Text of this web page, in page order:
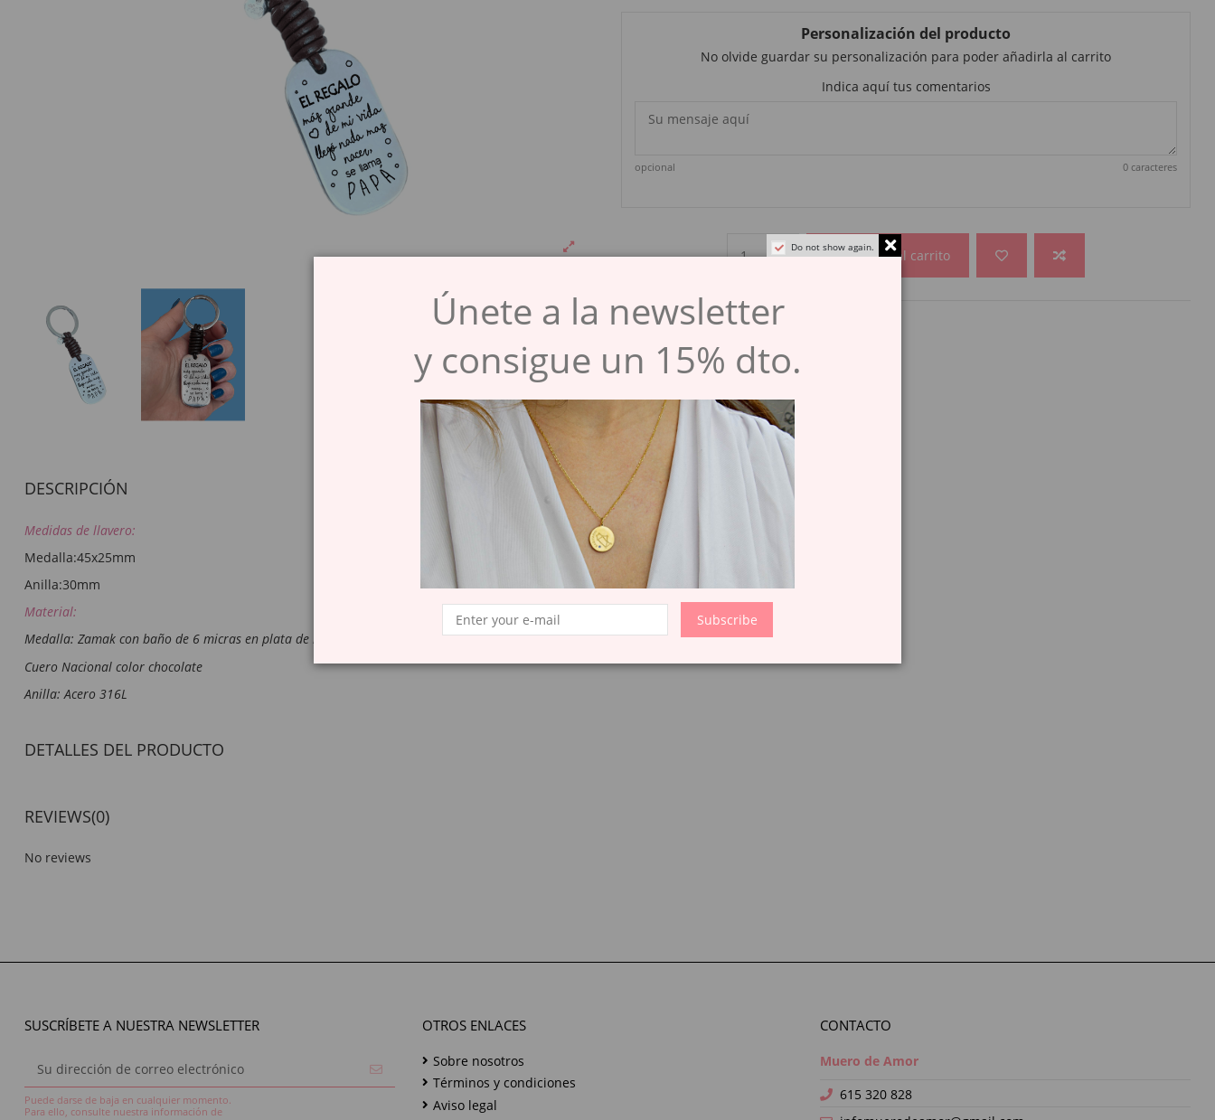
Personalización del producto
No olvide guardar su personalización para poder añadirla al carrito
Indica aquí tus comentarios
opcional 0 caracteres
Añadir al carrito
DESCRIPCIÓN
Medidas de llavero:
Medalla:45x25mm
Anilla:30mm
Material:
Medalla: Zamak con baño de 6 micras en plata de ley
Cuero Nacional color chocolate
Anilla: Acero 316L
DETALLES DEL PRODUCTO
REVIEWS(0)
No reviews
SUSCRÍBETE A NUESTRA NEWSLETTER
Puede darse de baja en cualquier momento.
Para ello, consulte nuestra información de
OTROS ENLACES
Sobre nosotros
Términos y condiciones
Aviso legal
CONTACTO
Muero de Amor
615 320 828
Do not show again.
Únete a la newsletter
y consigue un 15% dto.
Subscribe